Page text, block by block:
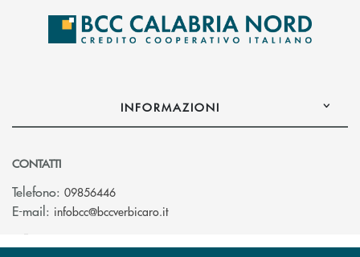
INFORMAZIONI
CONTATTI
Telefono: 09856446
E-mail: infobcc@bccverbicaro.it(si apre l’app di posta elettronica)